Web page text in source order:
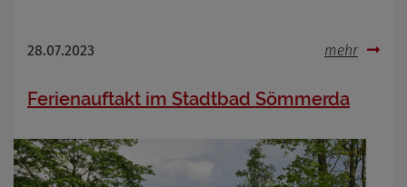
28.07.2023 mehr
Ferienauftakt im Stadtbad Sömmerda